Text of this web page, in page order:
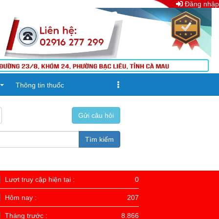
Đăng nhập
Thông tin thuốc
Gửi câu hỏi
Tìm kiếm
Lượt truy cập hiện tại : 0
Hôm nay : 207
Tháng trước : 8.866